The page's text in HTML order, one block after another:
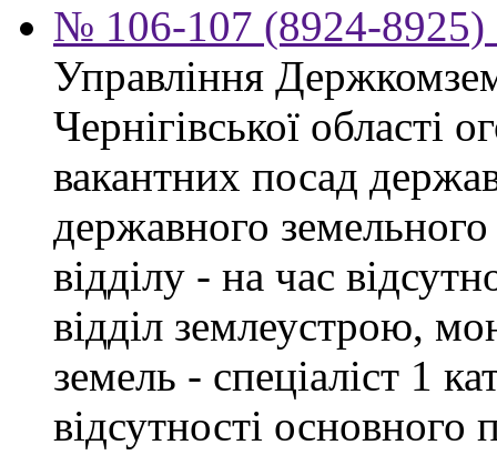
№ 106-107 (8924-8925)
Управління
Чернігівської області
вакантних посад
державного земельного
відділу - на час
відділ землеустрою,
земель - спеціаліст 1
відсутності